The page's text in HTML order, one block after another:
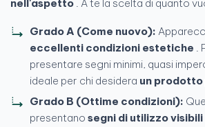
nell'aspetto . A te la scelta di quanto
Grado A (Come nuovo):
eccellenti condizioni estetiche .
presentare segni minimi, quasi
ideale per chi desidera un prodotto
Grado B (Ottime condizioni):
presentano segni di utilizzo visibili